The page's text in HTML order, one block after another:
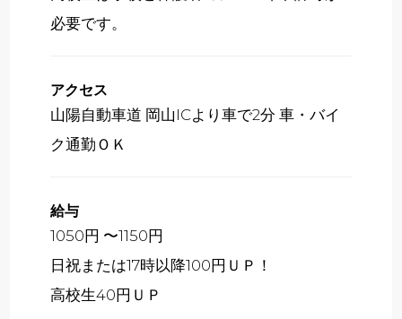
必要です。
アクセス
山陽自動車道 岡山ICより車で2分 車・バイ
ク通勤ＯＫ
給与
1050円 〜1150円
日祝または17時以降100円ＵＰ！
高校生40円ＵＰ